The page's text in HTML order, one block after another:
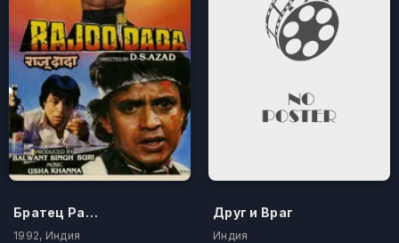
Братец Раджу
1992, Индия
Друг и Враг
Индия